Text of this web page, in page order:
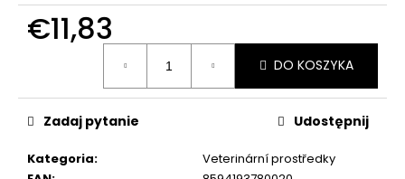
€11,83
DO KOSZYKA
Kategoria:
Veterinární prostředky
Zadaj pytanie Udostępnij
REJUSOME
50ML
€115,54